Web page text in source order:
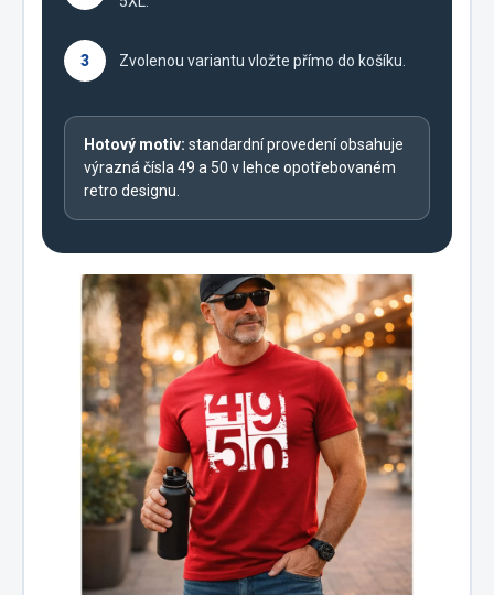
3 Zvolenou variantu vložte přímo do košíku.
Hotový motiv: standardní provedení obsahuje
výrazná čísla 49 a 50 v lehce opotřebovaném
retro designu.